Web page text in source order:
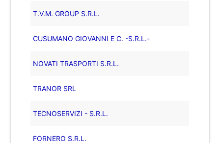
T.V.M. GROUP S.R.L.
CUSUMANO GIOVANNI E C. -S.R.L.-
NOVATI TRASPORTI S.R.L.
TRANOR SRL
TECNOSERVIZI - S.R.L.
FORNERO S.R.L.